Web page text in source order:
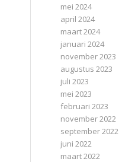
mei 2024
april 2024
maart 2024
januari 2024
november 2023
augustus 2023
juli 2023
mei 2023
februari 2023
november 2022
september 2022
juni 2022
maart 2022